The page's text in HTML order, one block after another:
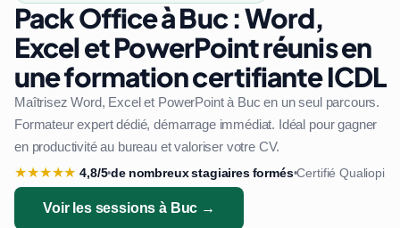
Pack Office à Buc : Word,
Excel et PowerPoint réunis en
une formation certifiante ICDL
Maîtrisez Word, Excel et PowerPoint à Buc en un seul parcours.
Formateur expert dédié, démarrage immédiat. Idéal pour gagner
en productivité au bureau et valoriser votre CV.
★★★★★ 4,8/5•de nombreux stagiaires formés•Certifié Qualiopi
Voir les sessions à Buc →